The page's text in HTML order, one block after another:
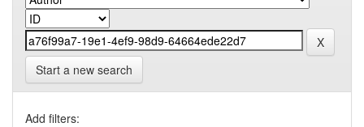
Start a new search
Add filters: